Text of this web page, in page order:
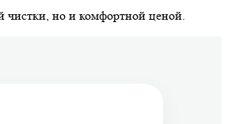
чистки, но и комфортной ценой.